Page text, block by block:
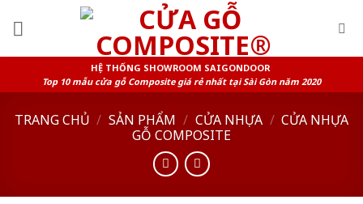
HỆ THỐNG SHOWROOM SAIGONDOOR
Top 10 mẫu cửa gỗ Composite giá rẻ nhất tại Sài Gòn năm 2020
TRANG CHỦ / SẢN PHẨM / CỬA NHỰA / CỬA NHỰA
GỖ COMPOSITE